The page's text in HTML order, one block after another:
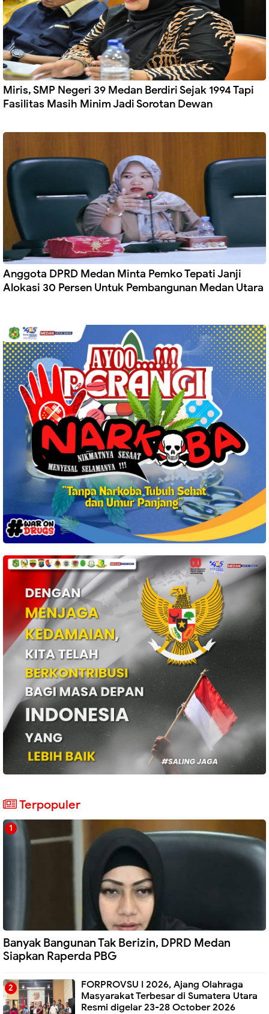
Miris, SMP Negeri 39 Medan Berdiri Sejak 1994 Tapi
Fasilitas Masih Minim Jadi Sorotan Dewan
Anggota DPRD Medan Minta Pemko Tepati Janji
Alokasi 30 Persen Untuk Pembangunan Medan Utara
Terpopuler
Banyak Bangunan Tak Berizin, DPRD Medan
Siapkan Raperda PBG
FORPROVSU I 2026, Ajang Olahraga
Masyarakat Terbesar di Sumatera Utara
Resmi digelar 23-28 October 2026